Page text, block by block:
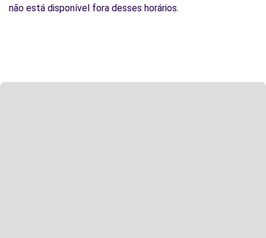
não está disponível fora desses horários.